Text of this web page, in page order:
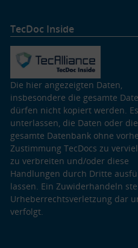
TecDoc Inside
Die hier angezeigten Daten,
insbesondere die gesamte
dürfen nicht kopiert werden.
unterlassen, die Daten oder die
gesamte Datenbank ohne
Zustimmung TecDocs zu
zu verbreiten und/oder diese
Handlungen durch Dritte
lassen. Ein Zuwiderhandeln
Urheberrechtsverletzung dar
verfolgt.